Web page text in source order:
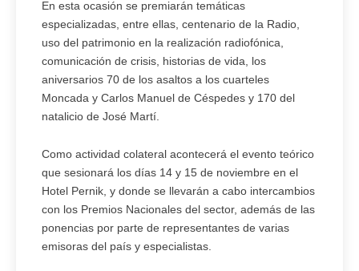
En esta ocasión se premiarán temáticas
especializadas, entre ellas, centenario de la Radio,
uso del patrimonio en la realización radiofónica,
comunicación de crisis, historias de vida, los
aniversarios 70 de los asaltos a los cuarteles
Moncada y Carlos Manuel de Céspedes y 170 del
natalicio de José Martí.
Como actividad colateral acontecerá el evento teórico
que sesionará los días 14 y 15 de noviembre en el
Hotel Pernik, y donde se llevarán a cabo intercambios
con los Premios Nacionales del sector, además de las
ponencias por parte de representantes de varias
emisoras del país y especialistas.